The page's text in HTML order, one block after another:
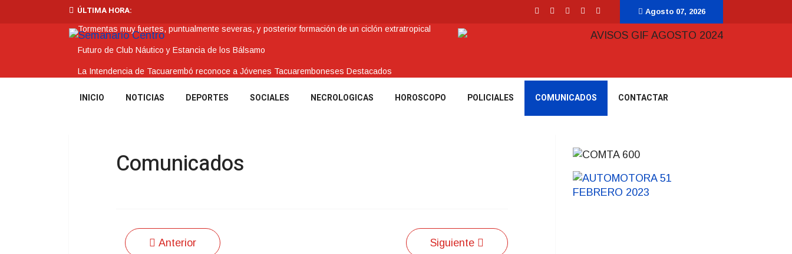
ÚLTIMA HORA:
Tormentas muy fuertes, puntualmente severas, y posterior formación de un ciclón extratropical
Futuro de Club Náutico y Estancia de los Bálsamo
La Intendencia de Tacuarembó reconoce a Jóvenes Tacuaremboneses Destacados
BPS redujo la tasa de interés de todos sus préstamos sociales y abrió nueva línea de crédito
Agosto 07, 2026
INICIO NOTICIAS DEPORTES SOCIALES NECROLOGICAS HOROSCOPO POLICIALES COMUNICADOS CONTACTAR
Comunicados
Anterior Siguiente